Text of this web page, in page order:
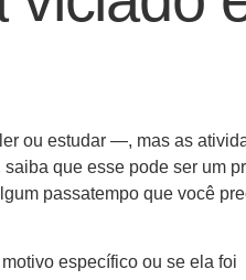
ou estudar —, mas as
que esse pode ser um
passatempo que você
específico ou se ela foi